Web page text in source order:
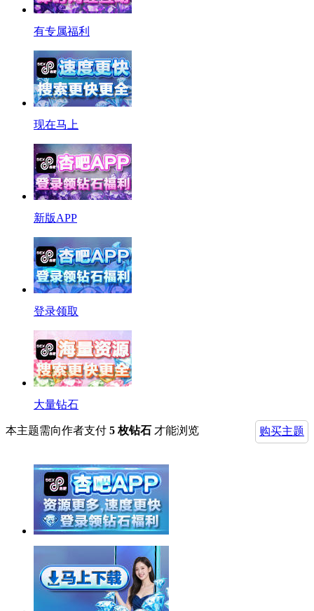
有专属福利
现在马上
新版APP
登录领取
大量钻石
购买主题
本主题需向作者支付 5 枚钻石 才能浏览